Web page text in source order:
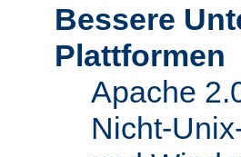
Bessere
Plattformen
Apache
Nicht-